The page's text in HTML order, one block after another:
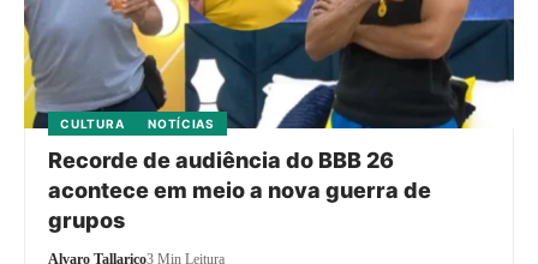
CULTURA NOTÍCIAS
Recorde de audiência do BBB 26
acontece em meio a nova guerra de
grupos
Alvaro Tallarico3 Min Leitura